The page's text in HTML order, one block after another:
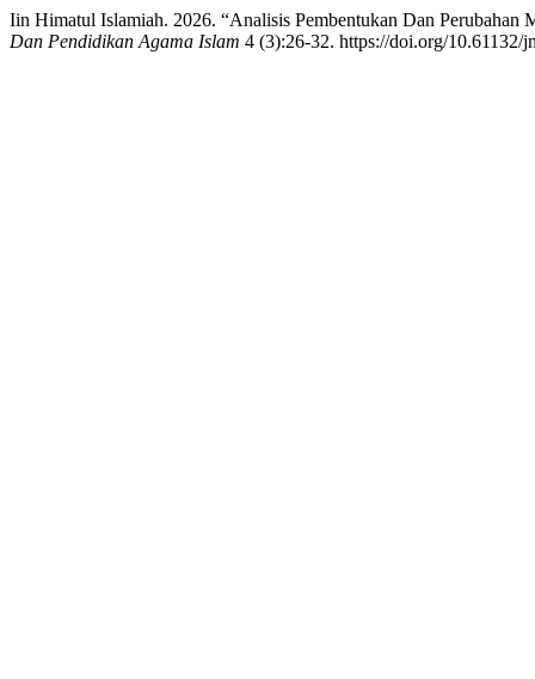
Iin Himatul Islamiah. 2026. “Analisis Pembentukan Dan
Dan Pendidikan Agama Islam 4 (3):26-32. https://doi.org/10.61132/